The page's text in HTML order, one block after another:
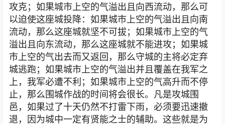
攻克；如果城市上空的气溢出且向西流动，那么可
以迫使这座城投降：如果城市上空的气溢出且向南
流动，那么这座城就坚不可拔；如果城市上空的气
溢出且向东流动，那么这座城就不能进攻；如果城
市上空的气出去而又返回，那么守城的主将必定弃
城逃跑；如果城市上空的气溢出并且覆盖在我军之
上，我军必遭不利；如果城市上空的气高升而不停
止，那么围城作战的时间将会很长。凡是攻城围
邑，如果过了十天仍然不打雷下雨，必须要迅速撤
退，因为城中一定有贤能之士的辅助。这些就是为